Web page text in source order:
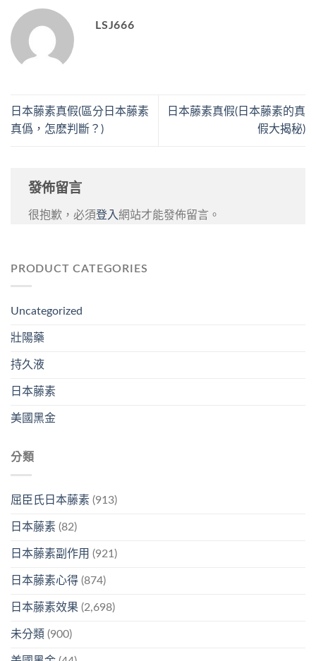
LSJ666
日本藤素真假(區分日本藤素
真僞，怎麽判斷？)
日本藤素真假(日本藤素的真
假大揭秘)
發佈留言
很抱歉，必須登入網站才能發佈留言。
PRODUCT CATEGORIES
Uncategorized
壯陽藥
持久液
日本藤素
美國黑金
分類
屈臣氏日本藤素 (913)
日本藤素 (82)
日本藤素副作用 (921)
日本藤素心得 (874)
日本藤素效果 (2,698)
未分類 (900)